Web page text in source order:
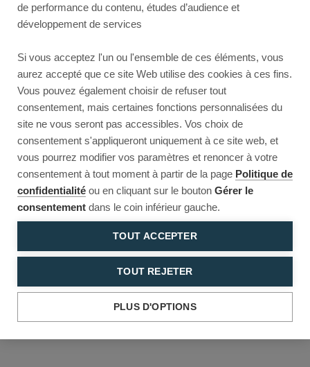
de performance du contenu, études d’audience et
développement de services
Si vous acceptez l'un ou l'ensemble de ces éléments, vous
aurez accepté que ce site Web utilise des cookies à ces fins.
Vous pouvez également choisir de refuser tout
consentement, mais certaines fonctions personnalisées du
site ne vous seront pas accessibles. Vos choix de
consentement s'appliqueront uniquement à ce site web, et
vous pourrez modifier vos paramètres et renoncer à votre
consentement à tout moment à partir de la page Politique de
confidentialité ou en cliquant sur le bouton Gérer le
consentement dans le coin inférieur gauche.
TOUT ACCEPTER
TOUT REJETER
PLUS D'OPTIONS
Reload to try again, or go back.
Reload Back